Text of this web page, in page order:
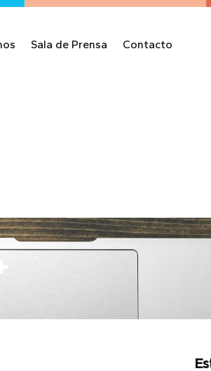
Sala de Prensa Contacto